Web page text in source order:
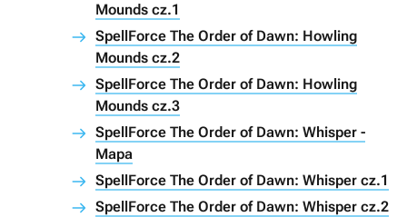
Mounds cz.1
SpellForce The Order of Dawn: Howling
Mounds cz.2
SpellForce The Order of Dawn: Howling
Mounds cz.3
SpellForce The Order of Dawn: Whisper -
Mapa
SpellForce The Order of Dawn: Whisper cz.1
SpellForce The Order of Dawn: Whisper cz.2